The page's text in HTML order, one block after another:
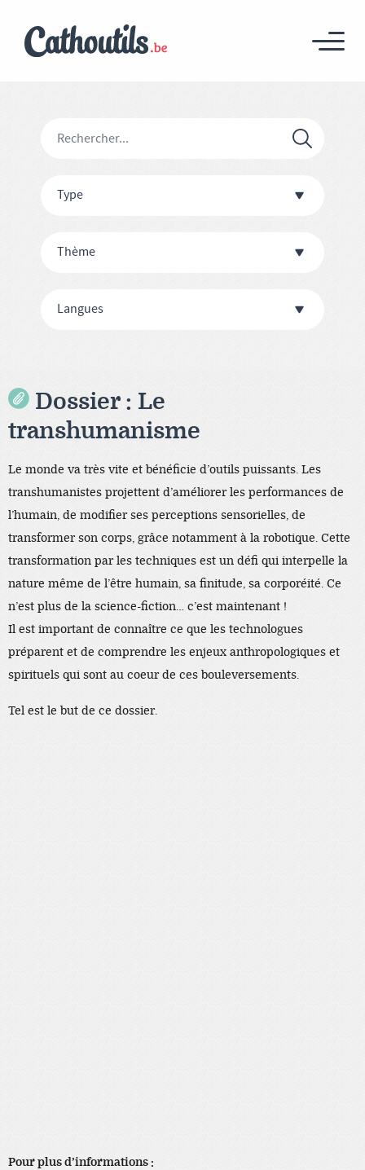
Type
Thème
Langues
Dossier : Le
transhumanisme
Le monde va très vite et bénéficie d’outils puissants. Les
transhumanistes projettent d’améliorer les performances de
l’humain, de modifier ses perceptions sensorielles, de
transformer son corps, grâce notamment à la robotique. Cette
transformation par les techniques est un défi qui interpelle la
nature même de l’être humain, sa finitude, sa corporéité. Ce
n’est plus de la science-fiction… c’est maintenant !
Il est important de connaître ce que les technologues
préparent et de comprendre les enjeux anthropologiques et
spirituels qui sont au coeur de ces bouleversements.
Tel est le but de ce dossier.
Pour plus d’informations :